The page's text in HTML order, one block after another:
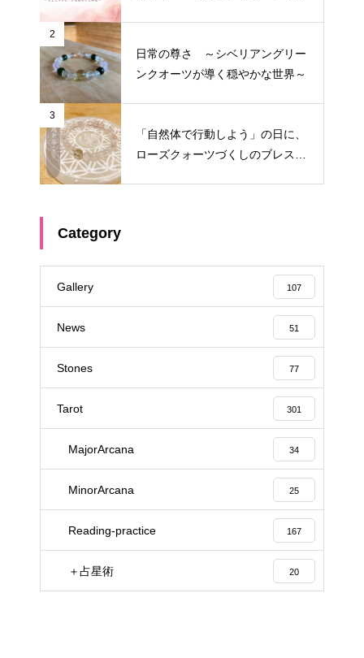
2
日常の尊さ ～シベリアングリー
ンクオーツが導く穏やかな世界～
3
「自然体で行動しよう」の日に、
ローズクォーツづくしのブレスを
Category
Gallery 107
News 51
Stones 77
Tarot 301
MajorArcana 34
MinorArcana 25
Reading-practice 167
＋占星術 20